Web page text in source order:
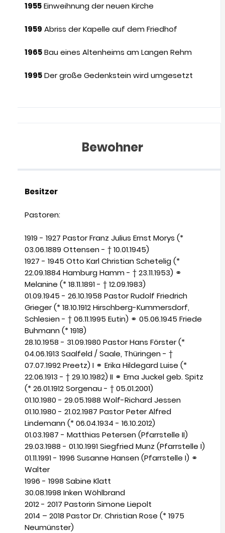
1955Einweihnung der neuen Kirche
1959 Abriss der Kapelle auf dem Friedhof
1965Bau eines Altenheims am Langen Rehm
1995Der große Gedenkstein wird umgesetzt
Bewohner
Besitzer
Pastoren:
1919 - 1927 Pastor Franz Julius Ernst Morys (*
03.06.1889 Ottensen - † 10.01.1945)
1927 - 1945 Otto Karl Christian Schetelig (*
22.09.1884 Hamburg Hamm - † 23.11.1953) ⚭
Melanine (* 18.11.1891 - † 12.09.1983)
01.09.1945 - 26.10.1958 Pastor Rudolf Friedrich
Grieger (* 18.10.1912 Hirschberg-Kummersdorf,
Schlesien - † 06.11.1995 Eutin) ⚭ 05.06.1945 Friede
Buhmann (* 1918)
28.10.1958 - 31.09.1980 Pastor Hans Förster (*
04.06.1913 Saalfeld / Saale, Thüringen - †
07.07.1992 Preetz) I ⚭ Erika Hildegard Luise (*
22.06.1913 - † 29.10.1982) II ⚭ Erna Juckel geb. Spitz
(* 26.01.1912 Sorgenau - † 05.01.2001)
01.10.1980 - 29.05.1988 Wolf-Richard Jessen
01.10.1980 - 21.02.1987 Pastor Peter Alfred
Lindemann (* 06.04.1934 - 16.10.2012)
01.03.1987 - Matthias Petersen (Pfarrstelle II)
29.03.1988 - 01.10.1991 Siegfried Munz (Pfarrstelle I)
01.11.1991 - 1996 Susanne Hansen (Pfarrstelle I) ⚭
Walter
1996 - 1998 Sabine Klatt
30.08.1998 Inken Wöhlbrand
2012 - 2017 Pastorin Simone Liepolt
2014 – 2018 Pastor Dr. Christian Rose (* 1975
Neumünster)